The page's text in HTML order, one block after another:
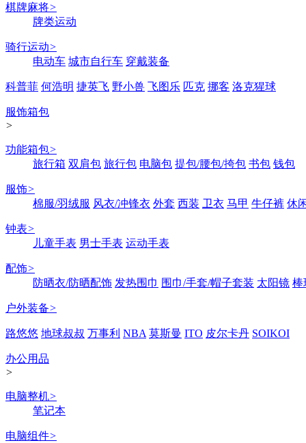
棋牌麻将>
牌类运动
骑行运动>
电动车 城市自行车 穿戴装备
科普菲 何浩明 捷英飞 野小兽 飞图乐 匹克 挪客 洛克猩球
服饰箱包
>
功能箱包>
旅行箱 双肩包 旅行包 电脑包 提包/腰包/挎包 书包 钱包
服饰>
棉服/羽绒服 风衣/冲锋衣 外套 西装 卫衣 马甲 牛仔裤 休
钟表>
儿童手表 男士手表 运动手表
配饰>
防晒衣/防晒配饰 发热围巾 围巾/手套/帽子套装 太阳镜 棒
户外装备>
路悠悠 地球叔叔 万事利 NBA 莫斯曼 ITO 皮尔卡丹 SOIKOI
办公用品
>
电脑整机>
笔记本
电脑组件>